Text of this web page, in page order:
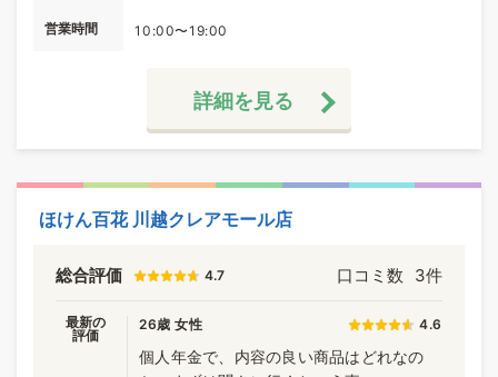
営業時間 10:00〜19:00
詳細を見る
ほけん百花 川越クレアモール店
総合評価 4.7 口コミ数 3件
最新の
評価
26歳 女性 4.6
個人年金で、内容の良い商品はどれなの